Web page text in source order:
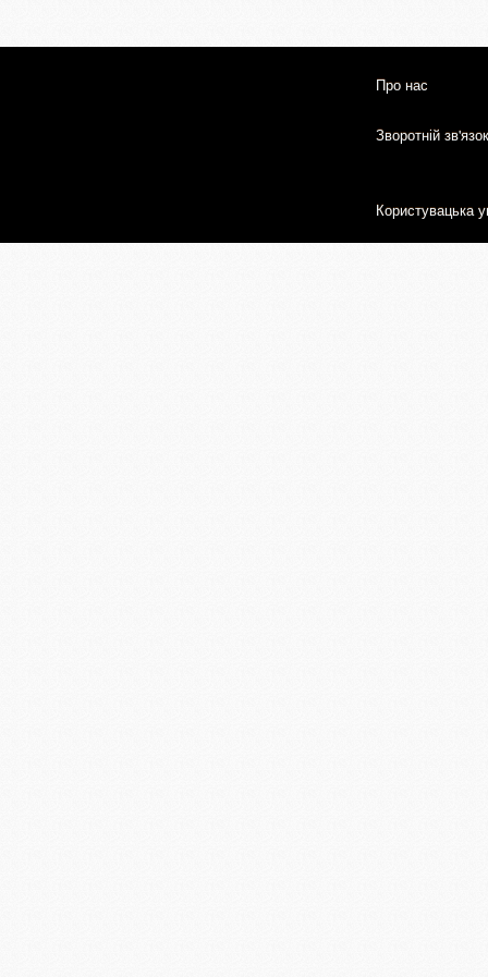
Про нас
Зворотній зв'язок
Користувацька